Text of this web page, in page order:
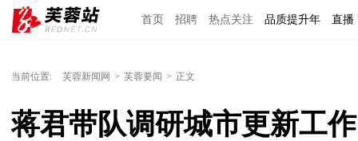
首页 招聘 热点关注 品质提升年 直播
当前位置: 芙蓉新闻网 > 芙蓉要闻 > 正文
蒋君带队调研城市更新工作